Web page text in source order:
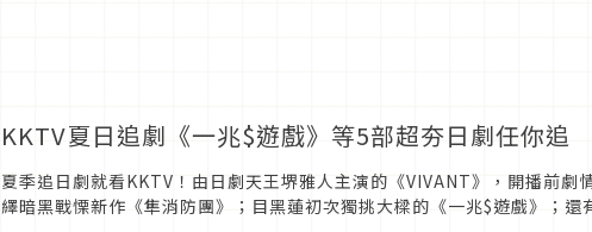
KKTV夏日追劇《一兆$遊戲》等5部超夯日劇任你追
夏季追日劇就看KKTV！由日劇天王堺雅人主演的《VIVANT》，開播前劇
繹暗黑戰慄新作《隼消防團》；目黑蓮初次獨挑大樑的《一兆$遊戲》；